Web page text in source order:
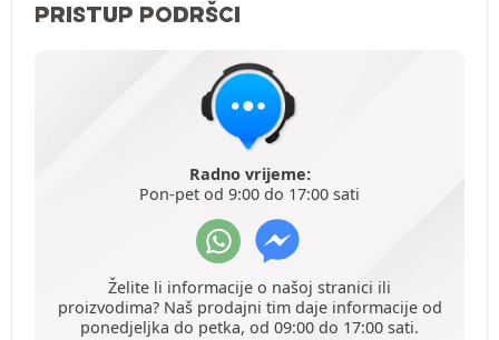
PRISTUP PODRŠCI
Radno vrijeme:
Pon-pet od 9:00 do 17:00 sati
Želite li informacije o našoj stranici ili
proizvodima? Naš prodajni tim daje informacije od
ponedjeljka do petka, od 09:00 do 17:00 sati.